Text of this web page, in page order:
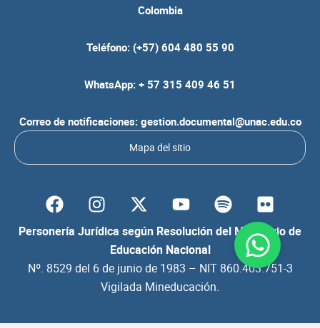
Colombia
Teléfono: (+57) 604 480 55 90
WhatsApp: + 57 315 409 46 51
Correo de notificaciones: gestion.documental@unac.edu.co
Mapa del sitio
Personería Jurídica según Resolución del Ministerio de
Educación Nacional
Nº. 8529 del 6 de junio de 1983 – NIT 860.403.751-3
Vigilada Mineducación.
F
a
c
b
k
I
n
s
a
g
a
Y
o
u
t
u
b
S
p
o
i
F
l
i
c
k